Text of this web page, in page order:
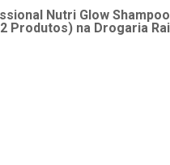
Nutri Glow Shampoo
Produtos) na Drogaria